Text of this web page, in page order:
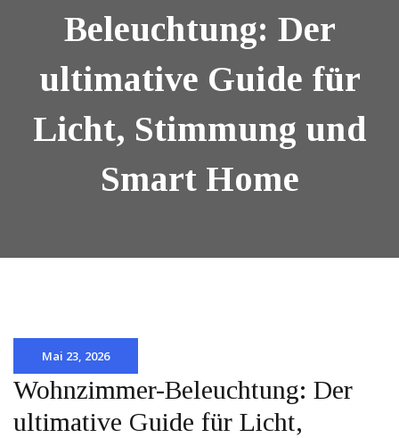
Beleuchtung: Der
ultimative Guide für
Licht, Stimmung und
Smart Home
Mai 23, 2026
Wohnzimmer-Beleuchtung: Der
ultimative Guide für Licht,